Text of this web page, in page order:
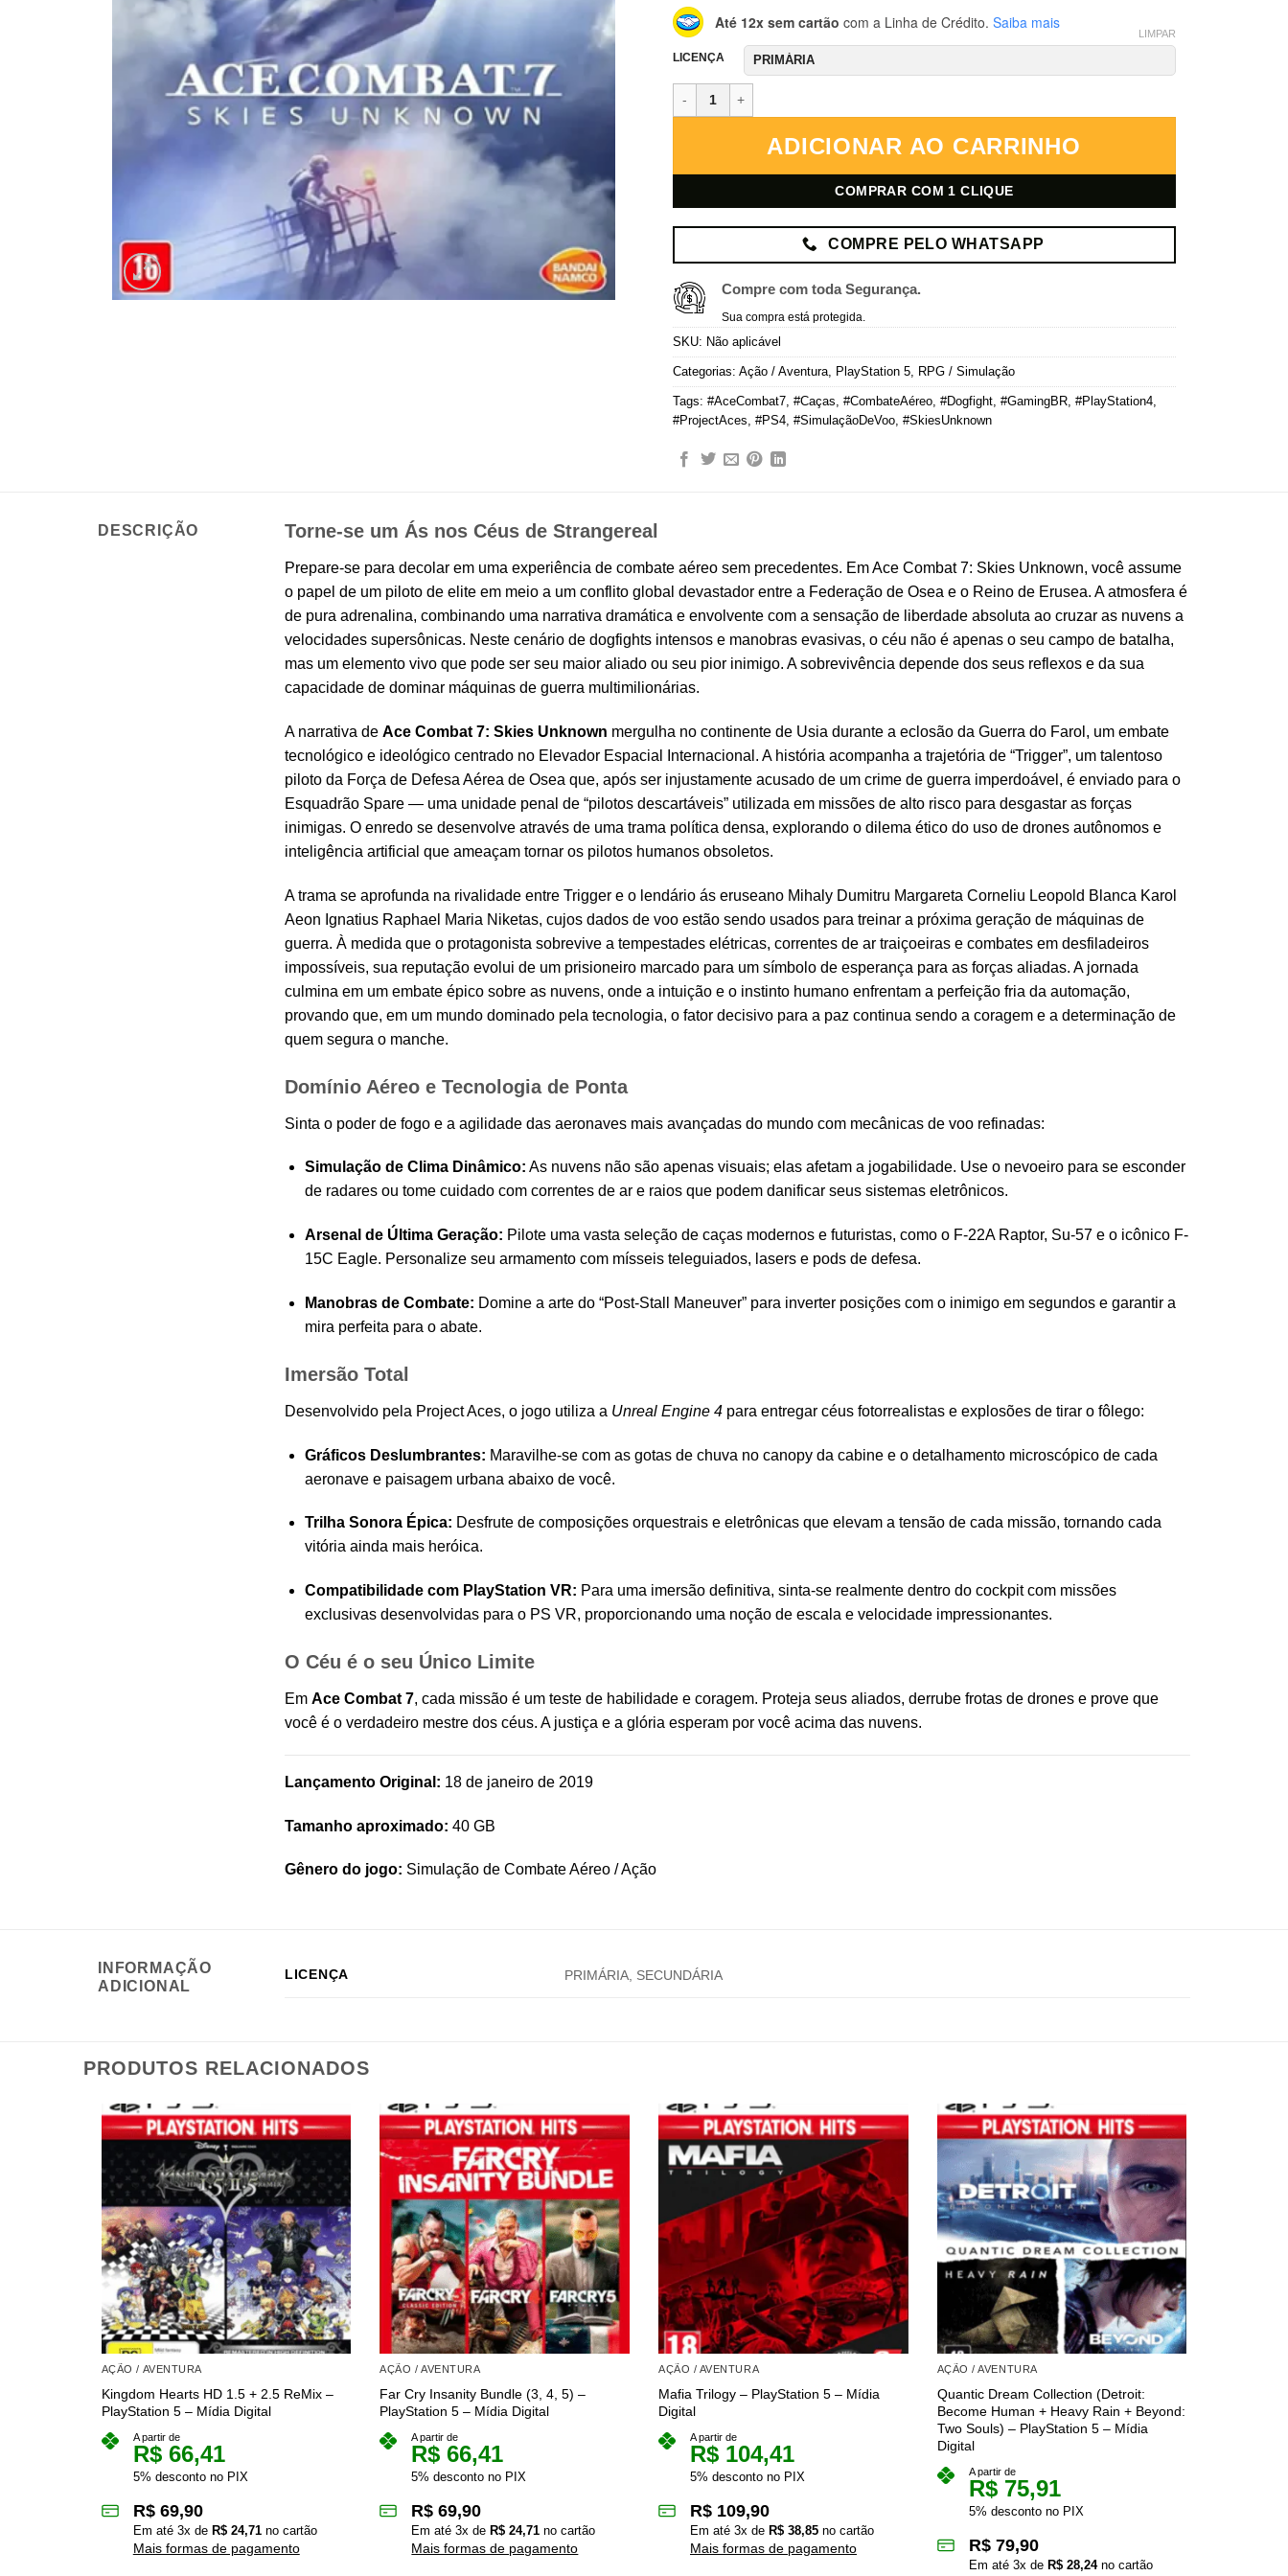
Até 12x sem cartão com a Linha de Crédito. Saiba mais
LICENÇA
LIMPAR
Ace Combat 7: Skies Unknown – PlayStation 5 – Mídia Digital quantidade
ADICIONAR AO CARRINHO
COMPRAR COM 1 CLIQUE
COMPRE PELO WHATSAPP
Compre com toda Segurança.
Sua compra está protegida.
SKU: Não aplicável
Categorias: Ação / Aventura PlayStation 5 RPG / Simulação
Tags: #AceCombat7 #Caças #CombateAéreo #Dogfight #GamingBR #PlayStation4
#ProjectAces #PS4 #SimulaçãoDeVoo #SkiesUnknown
DESCRIÇÃO Torne-se um Ás nos Céus de Strangereal
Prepare-se para decolar em uma experiência de combate aéreo sem precedentes. Em Ace Combat 7: Skies Unknown, você assume
o papel de um piloto de elite em meio a um conflito global devastador entre a Federação de Osea e o Reino de Erusea. A atmosfera é
de pura adrenalina, combinando uma narrativa dramática e envolvente com a sensação de liberdade absoluta ao cruzar as nuvens a
velocidades supersônicas. Neste cenário de dogfights intensos e manobras evasivas, o céu não é apenas o seu campo de batalha,
mas um elemento vivo que pode ser seu maior aliado ou seu pior inimigo. A sobrevivência depende dos seus reflexos e da sua
capacidade de dominar máquinas de guerra multimilionárias.
A narrativa de Ace Combat 7: Skies Unknown mergulha no continente de Usia durante a eclosão da Guerra do Farol, um embate
tecnológico e ideológico centrado no Elevador Espacial Internacional. A história acompanha a trajetória de “Trigger”, um talentoso
piloto da Força de Defesa Aérea de Osea que, após ser injustamente acusado de um crime de guerra imperdoável, é enviado para o
Esquadrão Spare — uma unidade penal de “pilotos descartáveis” utilizada em missões de alto risco para desgastar as forças
inimigas. O enredo se desenvolve através de uma trama política densa, explorando o dilema ético do uso de drones autônomos e
inteligência artificial que ameaçam tornar os pilotos humanos obsoletos.
A trama se aprofunda na rivalidade entre Trigger e o lendário ás eruseano Mihaly Dumitru Margareta Corneliu Leopold Blanca Karol
Aeon Ignatius Raphael Maria Niketas, cujos dados de voo estão sendo usados para treinar a próxima geração de máquinas de
guerra. À medida que o protagonista sobrevive a tempestades elétricas, correntes de ar traiçoeiras e combates em desfiladeiros
impossíveis, sua reputação evolui de um prisioneiro marcado para um símbolo de esperança para as forças aliadas. A jornada
culmina em um embate épico sobre as nuvens, onde a intuição e o instinto humano enfrentam a perfeição fria da automação,
provando que, em um mundo dominado pela tecnologia, o fator decisivo para a paz continua sendo a coragem e a determinação de
quem segura o manche.
Domínio Aéreo e Tecnologia de Ponta
Sinta o poder de fogo e a agilidade das aeronaves mais avançadas do mundo com mecânicas de voo refinadas:
Simulação de Clima Dinâmico: As nuvens não são apenas visuais; elas afetam a jogabilidade. Use o nevoeiro para se esconder
de radares ou tome cuidado com correntes de ar e raios que podem danificar seus sistemas eletrônicos.
Arsenal de Última Geração: Pilote uma vasta seleção de caças modernos e futuristas, como o F-22A Raptor, Su-57 e o icônico F-
15C Eagle. Personalize seu armamento com mísseis teleguiados, lasers e pods de defesa.
Manobras de Combate: Domine a arte do “Post-Stall Maneuver” para inverter posições com o inimigo em segundos e garantir a
mira perfeita para o abate.
Imersão Total
Desenvolvido pela Project Aces, o jogo utiliza a Unreal Engine 4 para entregar céus fotorrealistas e explosões de tirar o fôlego:
Gráficos Deslumbrantes: Maravilhe-se com as gotas de chuva no canopy da cabine e o detalhamento microscópico de cada
aeronave e paisagem urbana abaixo de você.
Trilha Sonora Épica: Desfrute de composições orquestrais e eletrônicas que elevam a tensão de cada missão, tornando cada
vitória ainda mais heróica.
Compatibilidade com PlayStation VR: Para uma imersão definitiva, sinta-se realmente dentro do cockpit com missões
exclusivas desenvolvidas para o PS VR, proporcionando uma noção de escala e velocidade impressionantes.
O Céu é o seu Único Limite
Em Ace Combat 7, cada missão é um teste de habilidade e coragem. Proteja seus aliados, derrube frotas de drones e prove que
você é o verdadeiro mestre dos céus. A justiça e a glória esperam por você acima das nuvens.
Lançamento Original: 18 de janeiro de 2019
Tamanho aproximado: 40 GB
Gênero do jogo: Simulação de Combate Aéreo / Ação
INFORMAÇÃO
ADICIONAL
LICENÇA PRIMÁRIA, SECUNDÁRIA
PRODUTOS RELACIONADOS
AÇÃO / AVENTURA
Kingdom Hearts HD 1.5 + 2.5 ReMix –
PlayStation 5 – Mídia Digital
A partir de
R$66,41
5% desconto no PIX
R$69,90
Em até 3x de R$24,71no cartão
Mais formas de pagamento
AÇÃO / AVENTURA
Far Cry Insanity Bundle (3, 4, 5) –
PlayStation 5 – Mídia Digital
A partir de
R$ 66,41
5% desconto no PIX
R$ 69,90
Em até3x de R$ 24,71 no cartão
Mais formas de pagamento
AÇÃO / AVENTURA
Mafia Trilogy – PlayStation 5 – Mídia
Digital
A partir de
R$ 104,41
5% desconto no PIX
R$ 109,90
Em até 3x de R$ 38,85 no cartão
Mais formas de pagamento
AÇÃO / AVENTURA
Quantic Dream Collection (Detroit:
Become Human + Heavy Rain + Beyond:
Two Souls) – PlayStation 5 – Mídia
Digital
A partir de
R$75,91
5% desconto no PIX
R$79,90
Em até 3x de R$28,24no cartão